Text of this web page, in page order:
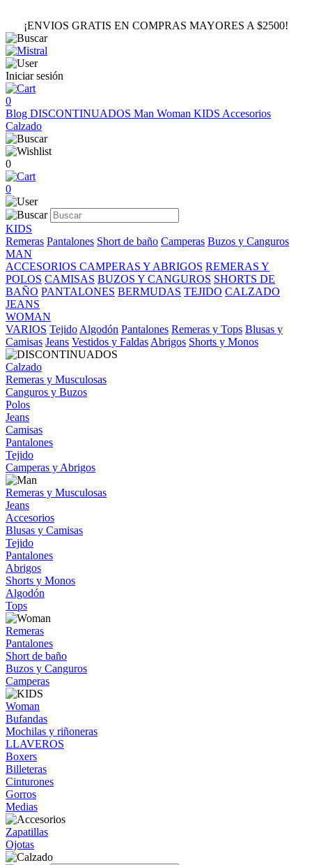
¡ENVIOS GRATIS EN COMPRAS MAYORES A $2500!
Iniciar sesión
0
Blog DISCONTINUADOS Man Woman KIDS Accesorios
Calzado
0
0
KIDS
Remeras Pantalones Short de baño Camperas Buzos y Canguros
MAN
ACCESORIOS CAMPERAS Y ABRIGOS REMERAS Y
POLOS CAMISAS BUZOS Y CANGUROS SHORTS DE
BAÑO PANTALONES BERMUDAS TEJIDO CALZADO
JEANS
WOMAN
VARIOS Tejido Algodón Pantalones Remeras y Tops Blusas y
Camisas Jeans Vestidos y Faldas Abrigos Shorts y Monos
Calzado
Remeras y Musculosas
Canguros y Buzos
Polos
Jeans
Camisas
Pantalones
Tejido
Camperas y Abrigos
Remeras y Musculosas
Jeans
Accesorios
Blusas y Camisas
Tejido
Pantalones
Abrigos
Shorts y Monos
Algodón
Tops
Remeras
Pantalones
Short de baño
Buzos y Canguros
Camperas
Woman
Bufandas
Mochilas y riñoneras
LLAVEROS
Boxers
Billeteras
Cinturones
Gorros
Medias
Zapatillas
Ojotas